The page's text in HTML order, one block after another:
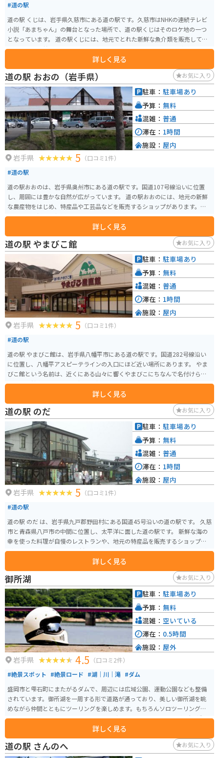
#道の駅
道の駅 くじは、岩手県久慈市にある道の駅です。久慈市はNHKの連続テレビ
小説「あまちゃん」の舞台となった場所で、道の駅くじはそのロケ地の一つ
となっています。 道の駅くじには、地元でとれた新鮮な魚介類を販売してい
るお店や、久慈市の特産品である南部鉄器を販売しているお店などがありま
す。また、レストランもあり、久慈市の郷土料理を楽しむことができます。
バイクで訪れる際は、道の駅くじには広い駐車場が併設されているので安心
です。周辺には、三陸海岸の美しい景色を楽しめるスポットがたくさんあり
ます。リアス式海岸特有の入り組んだ海岸線を走るのは、バイク好きにとっ
て最高の体験になるでしょう。 久慈市はウニの産地としても有名なので、ぜ
ひ味わってみてください。
詳しく見る
道の駅 おおの（岩手県） お気に入り
岩手県 5 （口コミ1件）
#道の駅
道の駅おおのは、岩手県奥州市にある道の駅です。国道107号線沿いに位置
し、周囲には豊かな自然が広がっています。 道の駅おおのには、地元の新鮮
な農産物をはじめ、特産品や工芸品などを販売するショップがあります。特
に、地元で採れた新鮮な野菜や果物は人気があります。また、レストランで
は、地元の食材を使用した郷土料理や麺類などを味わうことができます。 バ
イクで訪れる場合、道の駅おおのは広い駐車場を備えているため、安心して
駐車できます。周辺には、奥州藤原氏の歴史を感じられる史跡や、自然豊か
な公園など、ツーリングスポットも点在しています。 道の駅おおのは、地元
の人々との交流も楽しめる場所です。訪れた際には、ぜひ地元の人々に声を
かけてみてください。地元の穴場情報などを教えてもらえるかもしれませ
詳しく見る
駐車： 駐車場あり
予算： 無料
混雑： 普通
滞在： 1時間
施設： 屋内
道の駅 やまびこ館 お気に入り
岩手県 5 （口コミ1件）
#道の駅
道の駅 やまびこ館は、岩手県八幡平市にある道の駅です。国道282号線沿い
に位置し、八幡平アスピーテラインの入口にほど近い場所にあります。 やま
びこ館という名前は、近くにある山々に響くやまびこにちなんで名付けられ
ました。館内には、地元で採れた新鮮な野菜や山菜、きのこなどを販売する
農産物直売所や、八幡平市の特産品を販売するお土産コーナーがあります。
また、レストランでは、地元産の食材を使った郷土料理や麺類などを楽しむ
ことができます。 バイクで訪れる場合、駐車場は広く、休憩スペースもある
ので、ツーリングの休憩場所としても最適です。八幡平アスピーテライン
は、絶景のワインディングロードとして知られており、多くのライダーに人
気があります。周辺には、八幡平温泉郷や安比渓谷など、観光スポットも豊富
です。 やまびこ館で販売されている名産品としては、八幡平ポークを使った
ハムやソーセージ、地元産のりんごを使ったジュースなどが人気です。ま
た、レストランでは、八幡平ポークを使った豚丼や、地元産のきのこを使っ
たきのこ汁などがおすすめです。
詳しく見る
駐車： 駐車場あり
予算： 無料
混雑： 普通
滞在： 1時間
施設： 屋内
道の駅 のだ お気に入り
岩手県 5 （口コミ1件）
#道の駅
道の駅 のだ は、岩手県九戸郡野田村にある国道45号沿いの道の駅です。 久慈
市と青森県八戸市の中間に位置し、太平洋に面した道の駅です。 新鮮な海の
幸を使った料理が自慢のレストランや、地元の特産品を販売するショップな
どがあります。 特に、野田村産の「のだ塩」はミネラル豊富で人気です。 太
平洋を一望できる展望台もあり、休憩スポットとしても最適です。 バイクで
訪れる際は、道の駅に併設された広い駐車場が利用できます。 周辺には、北
山崎や浄土ヶ浜など、三陸海岸の絶景スポットが点在しており、ツーリング
の拠点としてもおすすめです。
詳しく見る
駐車： 駐車場あり
予算： 無料
混雑： 普通
滞在： 1時間
施設： 屋内
御所湖 お気に入り
岩手県 4.5 （口コミ2件）
#絶景スポット #絶景ロード #湖｜川｜滝 #ダム
盛岡市と雫石町にまたがるダムで、周辺には広域公園、運動公園なども整備
されています。御所湖を一周する形で道路が通っており、美しい御所湖を眺
めながら仲間とともにツーリングを楽しめます。もちろんソロツーリングに
もおすすめ。周囲を一周する為にかかる時間は30分～45分です。各所に橋も
かかっており、20分～30分程度のツーリングも可能です。 夏は緑が豊かで心
が癒され、国道をツーリングするよりも涼しい環境です。盛岡駅からも30分
程度で行くことができ、盛岡駅からのアクセスも非常に良好です。 交通量は
詳しく見る
駐車： 駐車場あり
予算： 無料
混雑： 空いている
滞在： 0.5時間
施設： 屋外
道の駅 さんのへ お気に入り